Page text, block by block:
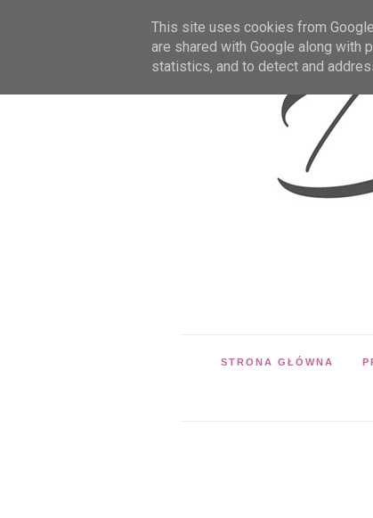
STRONA GŁÓWNA
This site uses cookies from
are shared with Google along with
statistics, and to detect and